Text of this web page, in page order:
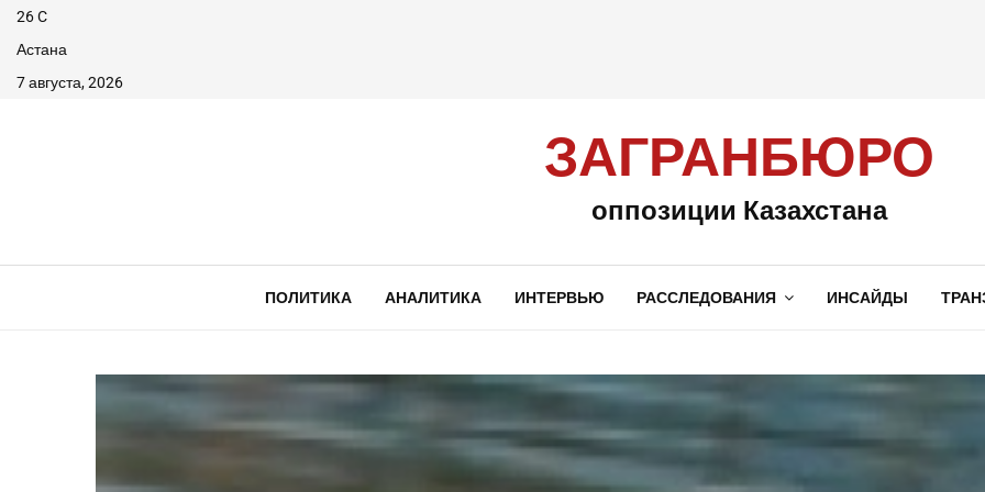
26C
Астана
7 августа, 2026
ЗАГРАНБЮРО
оппозиции Казахстана
ПОЛИТИКА АНАЛИТИКА ИНТЕРВЬЮ РАССЛЕДОВАНИЯ ИНСАЙДЫ